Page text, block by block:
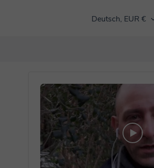
Deutsch, EUR €